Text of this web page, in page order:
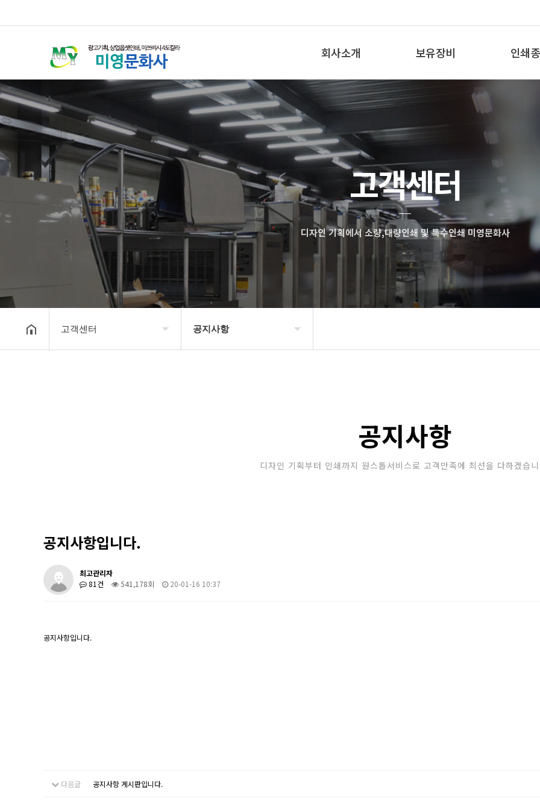
회사소개
인사말
보유장비 인쇄
고객센터
디자인 기획에서 소량,대량인쇄 및 특수인쇄 미영문화사
고객센터 공지사항
공지사항
디자인 기획부터 인쇄까지 원스톱서비스로 고객만족에 최선을 다하겠습
공지사항입니다.
최고관리자
81건
541,178회 20-01-16 10:37
공지사항입니다.
다음글 공지사항 게시판입니다.